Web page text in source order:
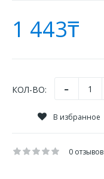
1 443₸
КОЛ-ВО:
В избранное
0 отзывов